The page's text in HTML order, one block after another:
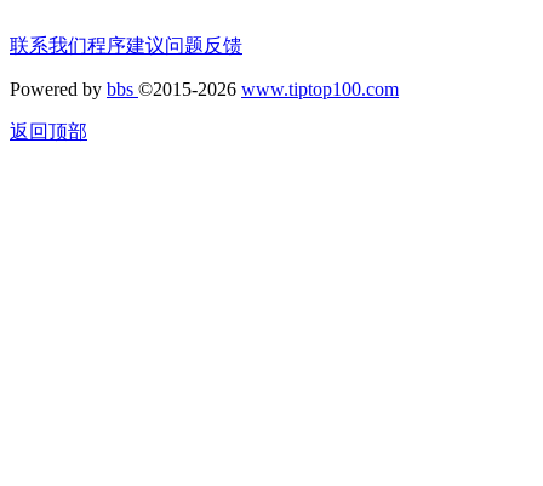
联系我们程序建议问题反馈
Powered by bbs ©2015-2026 www.tiptop100.com
返回顶部